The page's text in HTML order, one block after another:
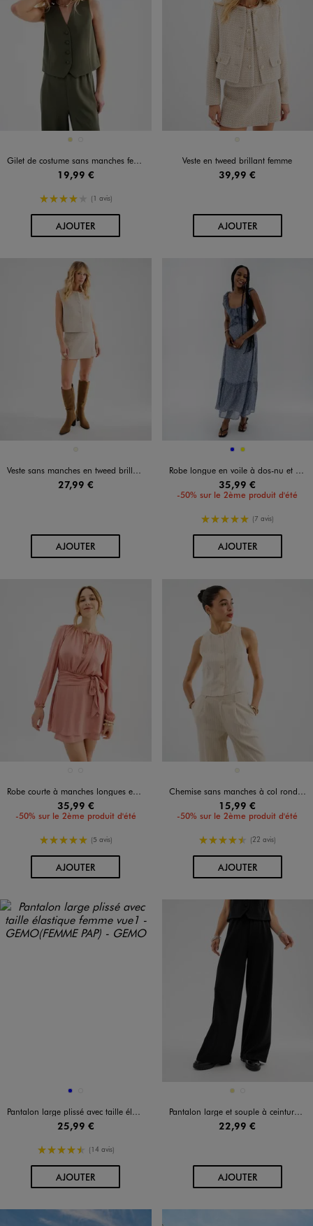
Disponible en 2 coloris
KAKI
Gilet de costume sans manches femme
19,99 €
4/5 de moyenne
(1 avis)
AJOUTERAU PANIER
Veste en tweed brillant femme
39,99 €
AJOUTERAU PANIER
Veste sans manches en tweed brillant femme
27,99 €
AJOUTERAU PANIER
Disponible en 2 coloris
BLEUJAUNE
Robe longue en voile à dos-nu et volants femme
35,99 €
-50% sur le 2ème produit d'été
5/5 de moyenne
(7 avis)
AJOUTERAU PANIER
Robe courte à manches longues en satin femme
35,99 €
-50% sur le 2ème produit d'été
5/5 de moyenne
(5 avis)
AJOUTERAU PANIER
Chemise sans manches à col rond en viscose et lin rayé femme
15,99 €
-50% sur le 2ème produit d'été
4.5/5 de moyenne
(22 avis)
AJOUTERAU PANIER
Disponible en 2 coloris
BLEU
Pantalon large plissé avec taille élastique femme
25,99 €
4.5/5 de moyenne
(14 avis)
AJOUTERAU PANIER
Disponible en 2 coloris
KAKI
Pantalon large et souple à ceinture élastique femme
22,99 €
AJOUTERAU PANIER